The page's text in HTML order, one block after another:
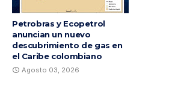
Petrobras y Ecopetrol
anuncian un nuevo
descubrimiento de gas en
el Caribe colombiano
Agosto 03, 2026